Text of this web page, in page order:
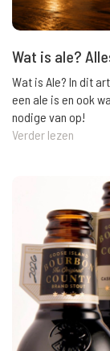
Wat is ale?
Wat is Ale? In dit
een ale is en ook
nodige van op!
Verder lezen